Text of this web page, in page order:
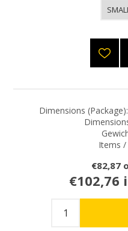
Dimensions (Package):
Items /
€82,87
€102,76